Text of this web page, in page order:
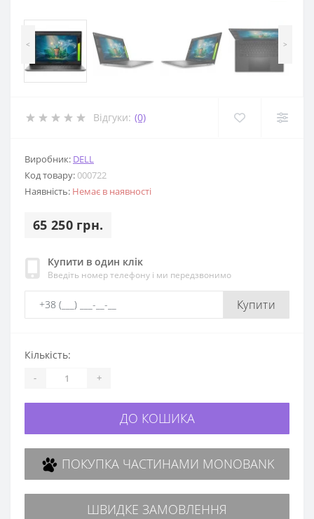
< >
Відгуки: (0)
Виробник: DELL
Код товару:000722
Наявність: Немає в наявності
65 250 грн.
Купити в один клік
Введіть номер телефону і ми передзвонимо
Купити
Кількість:
- +
ДО КОШИКА
ПОКУПКА ЧАСТИНАМИ MONOBANK
ШВИДКЕ ЗАМОВЛЕННЯ